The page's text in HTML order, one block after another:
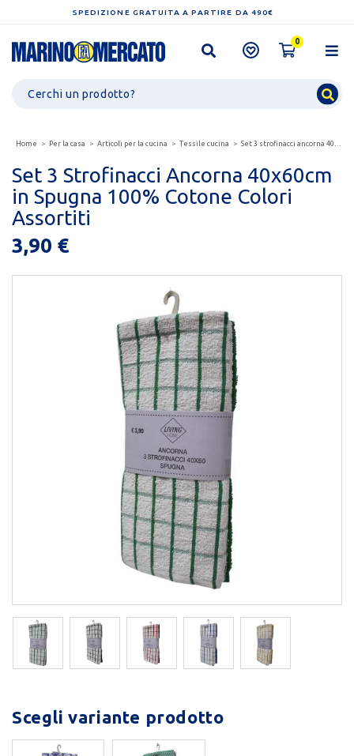
SPEDIZIONE GRATUITA A PARTIRE DA 490€
0
Home Per la casa Articoli per la cucina Tessile cucina Set 3 strofinacci ancorna 40x60cm in spugna 100% cotone...
Set 3 Strofinacci Ancorna 40x60cm
in Spugna 100% Cotone Colori
Assortiti
3,90 €
Scegli variante prodotto